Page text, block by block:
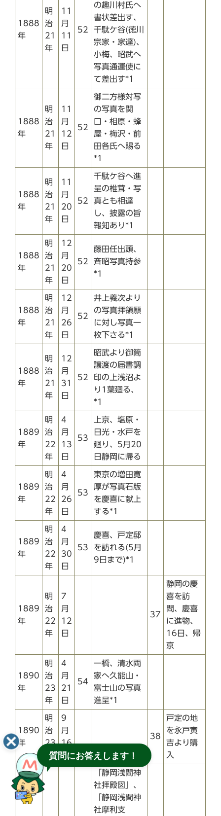
1888
年
明
治
21
年
11
月
11
日
52
の趣川村氏へ
書状差出す、
千駄ケ谷(徳川
宗家・家達)、
小梅、昭武へ
写真通運使に
て差出す*1
1888
年
明
治
21
年
11
月
12
日
52
御二方様対写
の写真を関
口・相原・蜂
屋・梅沢・前
田各氏へ賜る
*1
1888
年
明
治
21
年
11
月
20
日
52
千駄ケ谷へ進
呈の椎茸・写
真とも相達
し、披露の旨
報知あり*1
1888
年
明
治
21
年
12
月
20
日
52
藤田任出頭、
斉昭写真持参
*1
1888
年
明
治
21
年
12
月
26
日
52
井上義次より
の写真拝領願
に対し写真一
枚下さる*1
1888
年
明
治
21
年
12
月
31
日
52
昭武より御筒
譲渡の届書調
印の上浅沼よ
り1葉廻る、
*1
1889
年
明
治
22
年
4
月
13
日
53
上京、塩原・
日光・水戸を
廻り、5月20
日静岡に帰る
1889
年
明
治
22
年
4
月
26
日
53
東京の増田寛
厚が写真石版
を慶喜に献上
する*1
1889
年
明
治
22
年
4
月
30
日
53
慶喜、戸定邸
を訪れる(5月
9日まで)*1
1889
年
明
治
22
年
7
月
12
日
37
静岡の慶
喜を訪
問、慶喜
に進物、
16日、帰
京
1890
年
明
治
23
年
4
月
21
日
54
一橋、清水両
家へ久能山・
富士山の写真
進呈*1
1890
年
明
治
23
年
9
月
16
日
38
戸定の地
を永戸寅
吉より購
入
「静岡浅間神
社拝殿図」、
「静岡浅間神
社摩利支
質問にお答えします！